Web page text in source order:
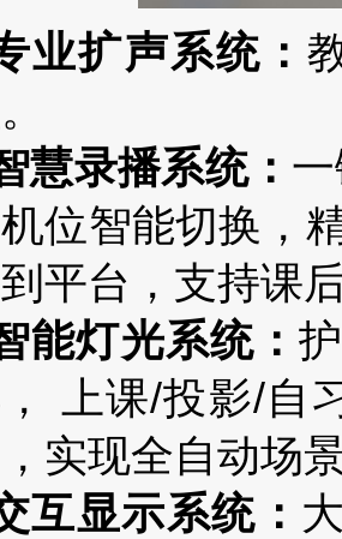
业扩声系统：
慧录播系统：
位智能切换，
平台，支持课
能灯光系统：
上课/投影/自
实现全自动场
互显示系统：